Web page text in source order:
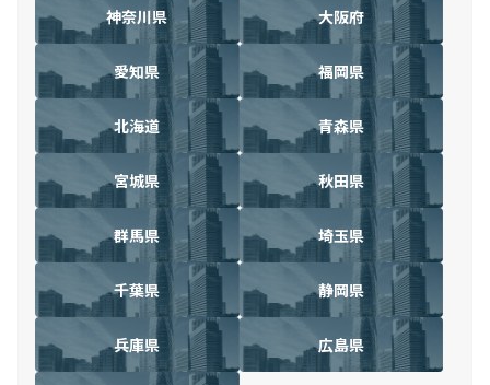
神奈川県 大阪府
愛知県 福岡県
北海道 青森県
宮城県 秋田県
群馬県 埼玉県
千葉県 静岡県
兵庫県 広島県